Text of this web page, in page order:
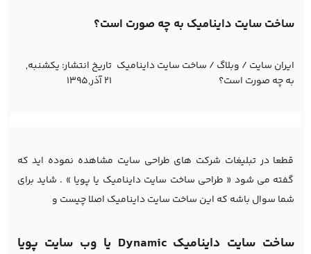
ساخت سایت داینامیک به چه صورت است؟
ایران سایت / وبلاگ / ساخت سایت داینامیک
به چه صورت است؟
تاریخ انتشار: یکشنبه,
21 آذر,1395
قطعا در تبلیغات شرکت های طراحی سایت مشاهده نموده اید که
گفته می شود « طراحی ساخت سایت داینامیک یا پویا » . شاید برای
شما سوال باشه که این ساخت سایت داینامیک اصلا چیست و
ساخت سایت داینامیک Dynamic یا وب سایت پویا